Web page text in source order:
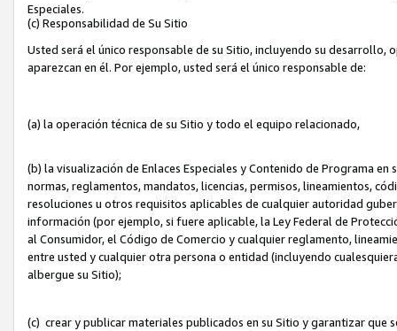
Especiales.
(c) Responsabilidad de Su Sitio
Usted será el único responsable de su Sitio, incluyendo su
aparezcan en él. Por ejemplo, usted será el único responsable de:
(a) la operación técnica de su Sitio y todo el equipo relacionado,
(b) la visualización de Enlaces Especiales y Contenido de Programa
normas, reglamentos, mandatos, licencias, permisos, lineamientos,
resoluciones u otros requisitos aplicables de cualquier autoridad
información (por ejemplo, si fuere aplicable, la Ley Federal de
al Consumidor, el Código de Comercio y cualquier reglamento,
entre usted y cualquier otra persona o entidad (incluyendo
albergue su Sitio);
(c) crear y publicar materiales publicados en su Sitio y garantizar que